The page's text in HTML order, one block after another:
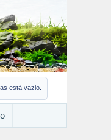
está vazio.